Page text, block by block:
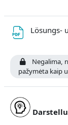
Lösungs-
Negalima,
pažymėta kaip